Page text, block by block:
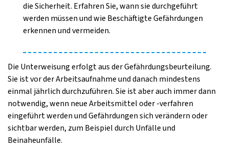
die Sicherheit. Erfahren Sie, wann sie durchgeführt
werden müssen und wie Beschäftigte Gefährdungen
erkennen und vermeiden.
Die Unterweisung erfolgt aus der Gefährdungsbeurteilung.
Sie ist vor der Arbeitsaufnahme und danach mindestens
einmal jährlich durchzuführen. Sie ist aber auch immer dann
notwendig, wenn neue Arbeitsmittel oder -verfahren
eingeführt werden und Gefährdungen sich verändern oder
sichtbar werden, zum Beispiel durch Unfälle und
Beinaheunfälle.